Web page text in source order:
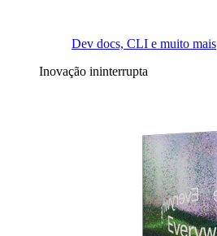
Dev docs, CLI e muito mais
Inovação ininterrupta